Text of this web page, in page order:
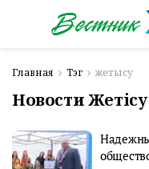
Главная Тэг жетысу
Новости